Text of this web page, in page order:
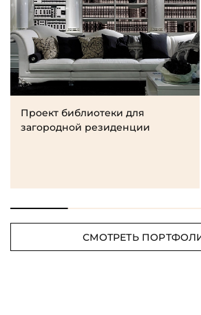
Проект библиотеки для
загородной резиденции
СМОТРЕТЬ